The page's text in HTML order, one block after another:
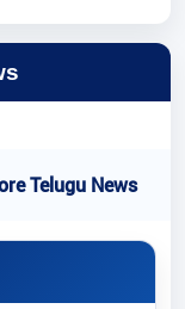
Telugu News